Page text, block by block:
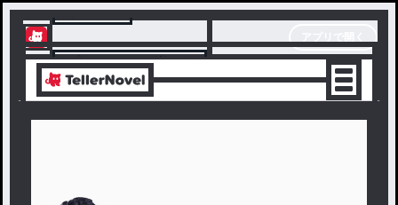
テラーノベル
アプリでサクサク楽しめる